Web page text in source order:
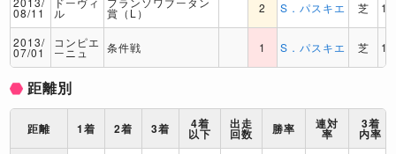
08/11 ル 賞（L） 2 S．パスキエ 芝
2013/
07/01
コンピエ
ーニュ 条件戦 1 S．パスキエ 芝
距離別
距離 1着 2着 3着 4着
以下
出走
回数 勝率 連対
率
3着
内率